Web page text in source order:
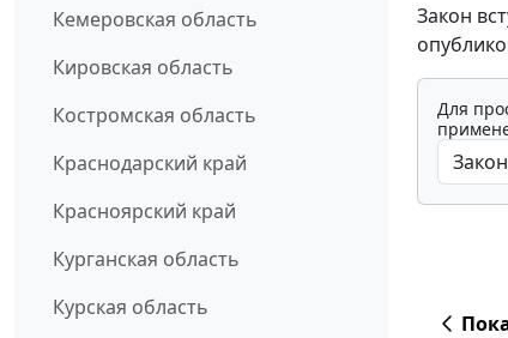
Кемеровская область
Кировская область
Костромская область
Краснодарский край
Красноярский край
Курганская область
Курская область
Закон
Для